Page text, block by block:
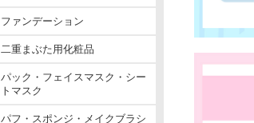
ファンデーション
二重まぶた用化粧品
パック・フェイスマスク・シー
トマスク
パフ・スポンジ・メイクブラシ